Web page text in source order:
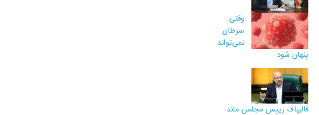
وقتی
سرطان
نمی‌تواند
پنهان شود
قالیباف رییس مجلس ماند